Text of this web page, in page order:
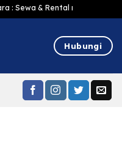
Rental mobil Jakarta Murah
Hubungi